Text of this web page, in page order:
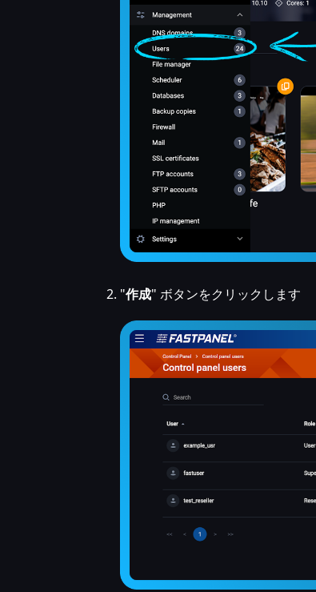
"作成" ボタンをクリックします